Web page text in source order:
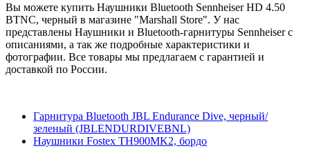
Вы можете купить Наушники Bluetooth Sennheiser HD 4.50
BTNC, черный в магазине "Marshall Store". У нас
представлены Наушники и Bluetooth-гарнитуры Sennheiser с
описаниями, а так же подробные характеристики и
фотографии. Все товары мы предлагаем с гарантией и
доставкой по России.
Гарнитура Bluetooth JBL Endurance Dive, черный/
зеленый (JBLENDURDIVEBNL)
Наушники Fostex TH900MK2, бордо